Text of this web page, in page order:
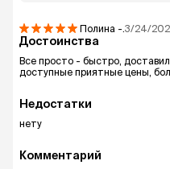
Полина -. 3/24/
Достоинства
Все просто - быстро,
доступные приятные цены,
Недостатки
нету
Комментарий